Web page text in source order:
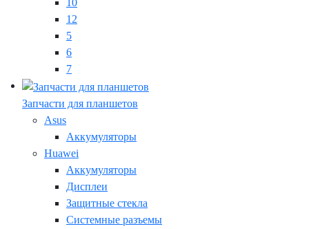
10
12
5
6
7
Запчасти для планшетов
Asus
Аккумуляторы
Huawei
Аккумуляторы
Дисплеи
Защитные стекла
Системные разъемы